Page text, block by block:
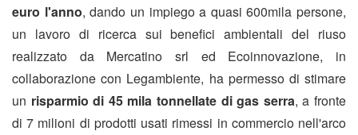
euro l'anno, dando un impiego a quasi 600mila persone,
un lavoro di ricerca sui benefici ambientali del riuso
realizzato da Mercatino srl ed Ecoinnovazione, in
collaborazione con Legambiente, ha permesso di stimare
un risparmio di 45 mila tonnellate di gas serra, a fronte
di 7 milioni di prodotti usati rimessi in commercio nell'arco